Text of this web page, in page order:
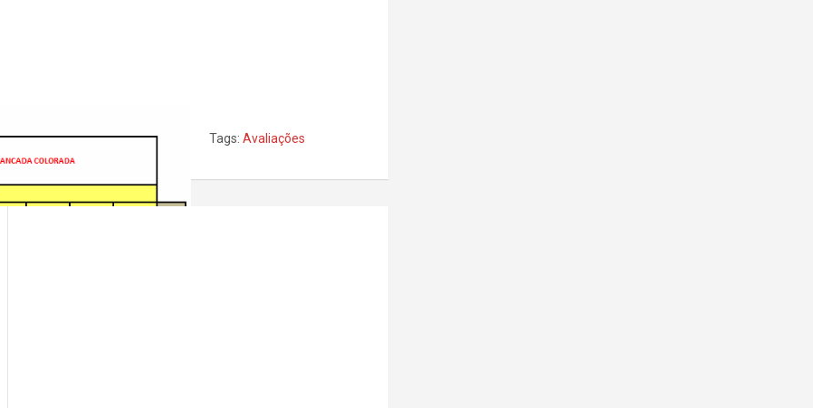
Tags: Avaliações